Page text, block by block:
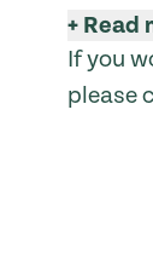
+ Read
If you
please